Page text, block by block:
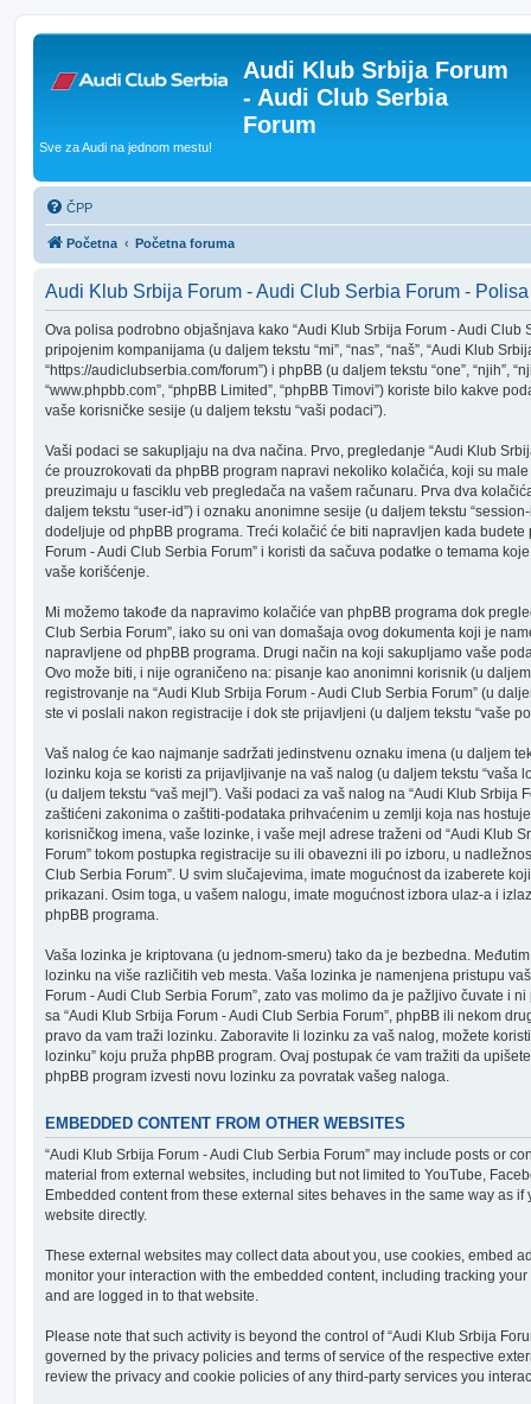
Audi Klub Srbija Forum
- Audi Club Serbia
Forum
Sve za Audi na jednom mestu!
ČPP
Početna Početna foruma
Audi Klub Srbija Forum - Audi Club Serbia Forum -
Ova polisa podrobno objašnjava kako “Audi Klub Srbija Forum - Audi Club
pripojenim kompanijama (u daljem tekstu “mi”, “nas”, “naš”, “Audi Klub
“https://audiclubserbia.com/forum”) i phpBB (u daljem tekstu “one”, “njih”,
“www.phpbb.com”, “phpBB Limited”, “phpBB Timovi”) koriste bilo kakve
vaše korisničke sesije (u daljem tekstu “vaši podaci”).
Vaši podaci se sakupljaju na dva načina. Prvo, pregledanje “Audi Klub
će prouzrokovati da phpBB program napravi nekoliko kolačića, koji su
preuzimaju u fasciklu veb pregledača na vašem računaru. Prva dva
daljem tekstu “user-id”) i oznaku anonimne sesije (u daljem tekstu
dodeljuje od phpBB programa. Treći kolačić će biti napravljen kada budete
Forum - Audi Club Serbia Forum” i koristi da sačuva podatke o temama
vaše korišćenje.
Mi možemo takođe da napravimo kolačiće van phpBB programa dok
Club Serbia Forum”, iako su oni van domašaja ovog dokumenta koji je
napravljene od phpBB programa. Drugi način na koji sakupljamo vaše
Ovo može biti, i nije ograničeno na: pisanje kao anonimni korisnik (u
registrovanje na “Audi Klub Srbija Forum - Audi Club Serbia Forum” (u
ste vi poslali nakon registracije i dok ste prijavljeni (u daljem tekstu “vaše
Vaš nalog će kao najmanje sadržati jedinstvenu oznaku imena (u daljem
lozinku koja se koristi za prijavljivanje na vaš nalog (u daljem tekstu “vaša
(u daljem tekstu “vaš mejl”). Vaši podaci za vaš nalog na “Audi Klub Srbija
zaštićeni zakonima o zaštiti-podataka prihvaćenim u zemlji koja nas
korisničkog imena, vaše lozinke, i vaše mejl adrese traženi od “Audi Klub
Forum” tokom postupka registracije su ili obavezni ili po izboru, u
Club Serbia Forum”. U svim slučajevima, imate mogućnost da izaberete
prikazani. Osim toga, u vašem nalogu, imate mogućnost izbora ulaz-a i
phpBB programa.
Vaša lozinka je kriptovana (u jednom-smeru) tako da je bezbedna.
lozinku na više različitih veb mesta. Vaša lozinka je namenjena pristupu
Forum - Audi Club Serbia Forum”, zato vas molimo da je pažljivo čuvate i
sa “Audi Klub Srbija Forum - Audi Club Serbia Forum”, phpBB ili nekom
pravo da vam traži lozinku. Zaboravite li lozinku za vaš nalog, možete
lozinku” koju pruža phpBB program. Ovaj postupak će vam tražiti da
phpBB program izvesti novu lozinku za povratak vašeg naloga.
EMBEDDED CONTENT FROM OTHER WEBSITES
“Audi Klub Srbija Forum - Audi Club Serbia Forum” may include posts or
material from external websites, including but not limited to YouTube,
Embedded content from these external sites behaves in the same way as
website directly.
These external websites may collect data about you, use cookies, embed
monitor your interaction with the embedded content, including tracking
and are logged in to that website.
Please note that such activity is beyond the control of “Audi Klub Srbija
governed by the privacy policies and terms of service of the respective
review the privacy and cookie policies of any third-party services you